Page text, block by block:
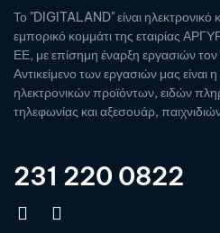
Το "DIGITALAND" είναι ηλεκτρονικό
εμπορικό κομμάτι της εταιρίας
ΕΕ, με επίσημη έναρξη εργασιών
Αντικείμενο των εργασιών μας είναι
ηλεκτρονικών προϊόντων, ειδών
τηλεφωνίας και αξεσουάρ,
231 220 0822